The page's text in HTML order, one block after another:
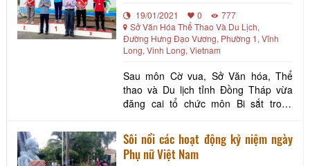
Long. Ngoài ra, c
19/01/2021 0
777
Sở Văn Hóa Thể Thao Và Du Lịch,
Đường Hưng Đạo Vương, Phường 1, Vĩnh
Long, Vinh Long, Vietnam
Sau môn Cờ vua, Sở Văn hóa, Thể
thao và Du lịch tỉnh Đồng Tháp vừa
đăng cai tổ chức môn Bi sắt trong
lần thứ VIII- 2020, từ ngày 26/7- 2/8.
Giải có sự tham gia 81 VĐV của 7 đơn
vị tỉnh, thành phố gồm: TP Cần Thơ,
Sôi nổi các hoạt động kỷ niệm ngày
Phụ nữ Việt Nam